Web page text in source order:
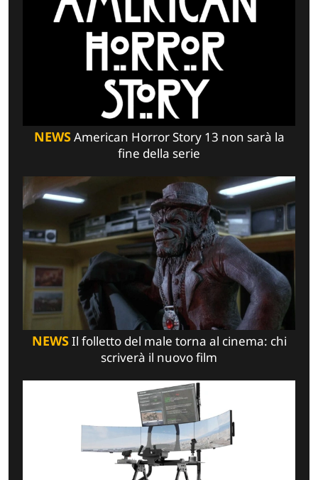
NEWSAmerican Horror Story 13 non sarà la
fine della serie
NEWSIl folletto del male torna al cinema: chi
scriverà il nuovo film